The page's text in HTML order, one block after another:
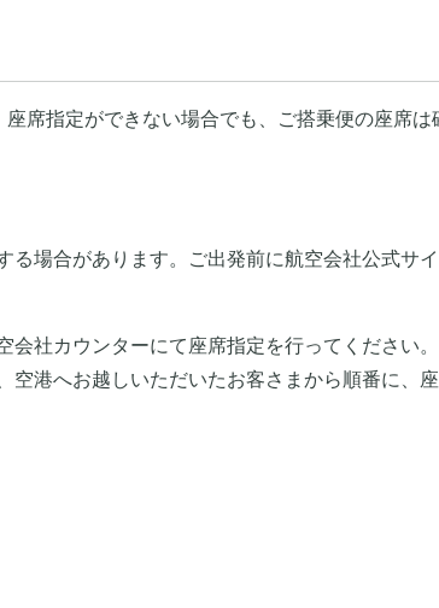
席指定ができない場合でも、ご搭乗便の座席は
る場合があります。ご出発前に航空会社公式サイ
社カウンターにて座席指定を行ってください。
空港へお越しいただいたお客さまから順番に、